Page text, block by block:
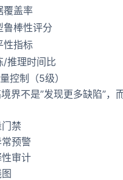
覆盖率
鲁棒性评分
性指标
/推理时间比
控制（5级）
界不是”发现更多缺陷”，
禁
预警
审计